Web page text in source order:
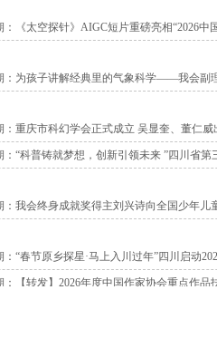
：《太空探针》AIGC短片重磅亮相“2026
：为孩子讲解经典里的气象科学——我会副
：重庆市科幻学会正式成立 吴显奎、董仁威
：“科普铸就梦想，创新引领未来 ”四川省
：我会终身成就奖得主刘兴诗向全国少年
：“春节原乡探星·马上入川过年”四川启动
：【转发】2026年度中国作家协会重点作品